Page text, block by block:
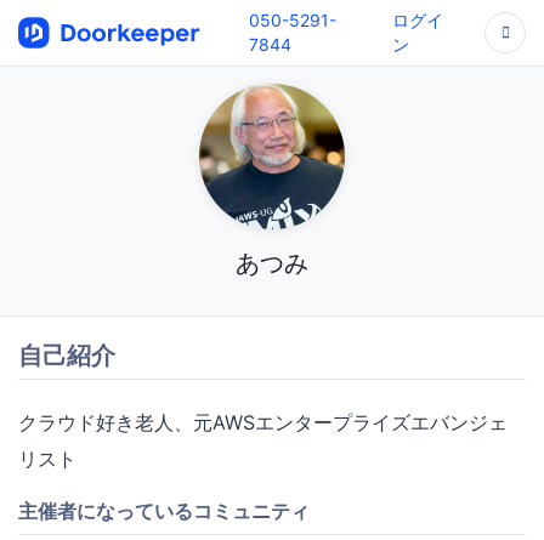
050-5291-
7844
ログイ
ン
あつみ
自己紹介
クラウド好き老人、元AWSエンタープライズエバンジェ
リスト
主催者になっているコミュニティ